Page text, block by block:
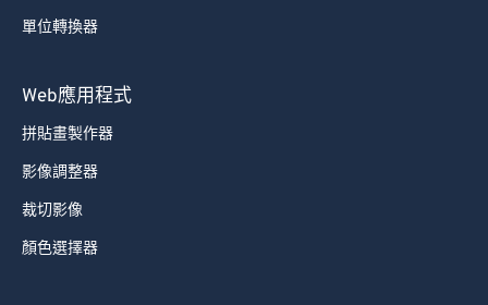
單位轉換器
Web應用程式
拼貼畫製作器
影像調整器
裁切影像
顏色選擇器